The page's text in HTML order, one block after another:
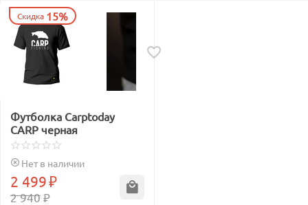
Скидка 15%
Футболка Carptoday
CARP черная
Нет в наличии
2 940₽
2 499₽